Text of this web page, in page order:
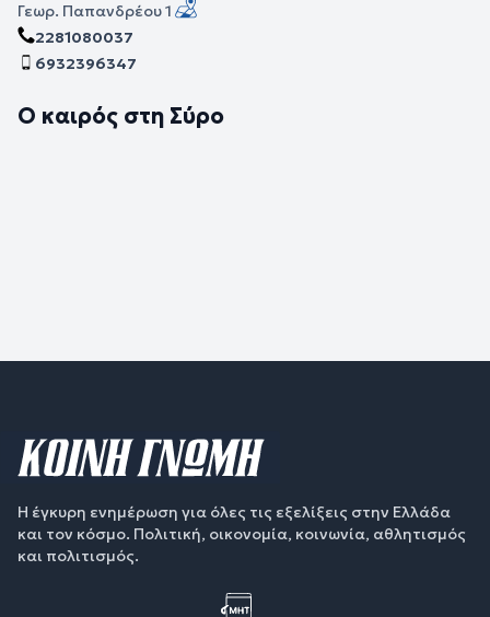
Γεωρ. Παπανδρέου 1
2281080037
6932396347
Ο καιρός στη Σύρο
Η έγκυρη ενημέρωση για όλες τις εξελίξεις στην Ελλάδα
και τον κόσμο. Πολιτική, οικονομία, κοινωνία, αθλητισμός
και πολιτισμός.